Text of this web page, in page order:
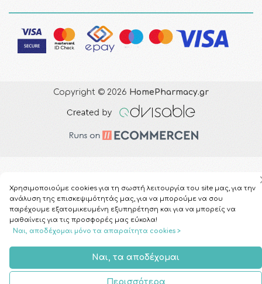
Copyright © 2026 HomePharmacy.gr
Χρησιμοποιούμε cookies για τη σωστή λειτουργία του site μας, για την
ανάλυση της επισκεψιμότητάς μας, για να μπορούμε να σου
παρέχουμε εξατομικευμένη εξυπηρέτηση και για να μπορείς να
μαθαίνεις για τις προσφορές μας εύκολα!
Ναι, αποδέχομαι μόνο τα απαραίτητα cookies >
Ναι, τα αποδέχομαι
Περισσότερα